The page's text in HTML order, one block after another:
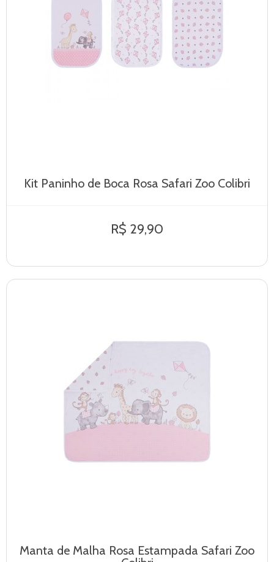
Kit Paninho de Boca Rosa Safari Zoo Colibri
R$ 29,90
Manta de Malha Rosa Estampada Safari Zoo